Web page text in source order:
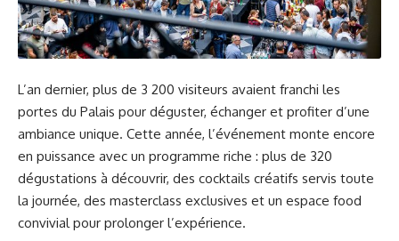
L’an dernier, plus de 3 200 visiteurs avaient franchi les
portes du Palais pour déguster, échanger et profiter d’une
ambiance unique. Cette année, l’événement monte encore
en puissance avec un programme riche : plus de 320
dégustations à découvrir, des cocktails créatifs servis toute
la journée, des masterclass exclusives et un espace food
convivial pour prolonger l’expérience.